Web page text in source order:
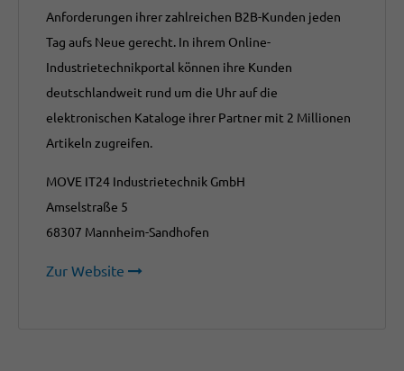
Anforderungen ihrer zahlreichen B2B-Kunden jeden
Tag aufs Neue gerecht. In ihrem Online-
Industrietechnikportal können ihre Kunden
deutschlandweit rund um die Uhr auf die
elektronischen Kataloge ihrer Partner mit 2 Millionen
Artikeln zugreifen.
MOVE IT24 Industrietechnik GmbH
Amselstraße 5
68307 Mannheim-Sandhofen
Zur Website